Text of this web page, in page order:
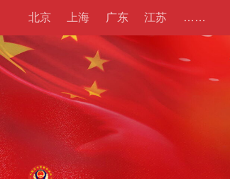
北京 上海 广东 江苏 ……